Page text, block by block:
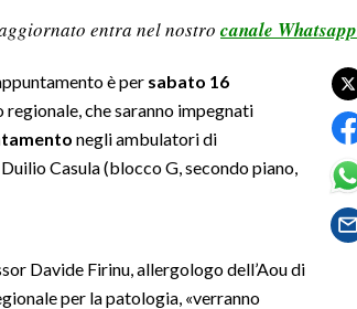
entra nel nostro canale Whatsapp
è per sabato 16
che saranno impegnati
negli ambulatori di
Casula (blocco G, secondo piano,
Davide Firinu, allergologo dell’Aou di
per la patologia, «verranno